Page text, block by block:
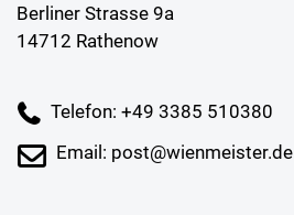
Berliner Strasse 9a
14712 Rathenow
Telefon: +49 3385 510380
Email: post@wienmeister.de